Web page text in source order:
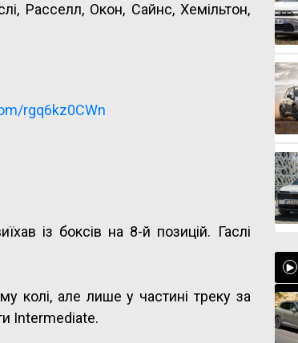
Расселл, Окон, Сайнс, Хемільтон,
rgq6kz0CWn
із боксів на 8-й позицій. Гаслі
колі, але лише у частині треку за
Intermediate.